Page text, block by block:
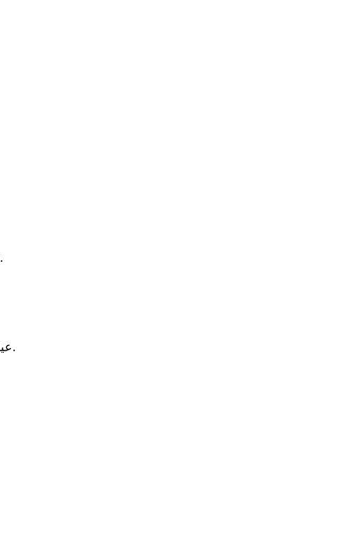
شبكة واسعة من المستشفيات الحديثة والمجهزة بأحدث التقنيات.
عيادات متخصصة في جميع المجالات الطبية مع أفضل الاستشاريين.